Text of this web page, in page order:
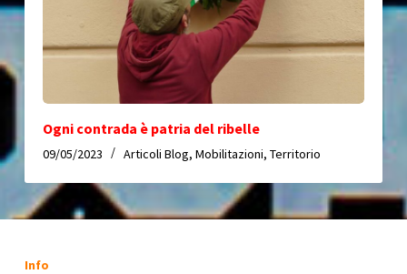
Ogni contrada è patria del ribelle
09/05/2023 Articoli Blog, Mobilitazioni, Territorio
Info